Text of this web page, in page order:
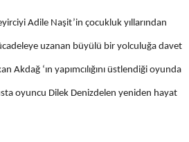
Adile Naşit’in çocukluk yıllarından
uzanan büyülü bir yolculuğa davet
‘ın yapımcılığını üstlendiği oyunda
oyuncu Dilek Denizdelen yeniden hayat